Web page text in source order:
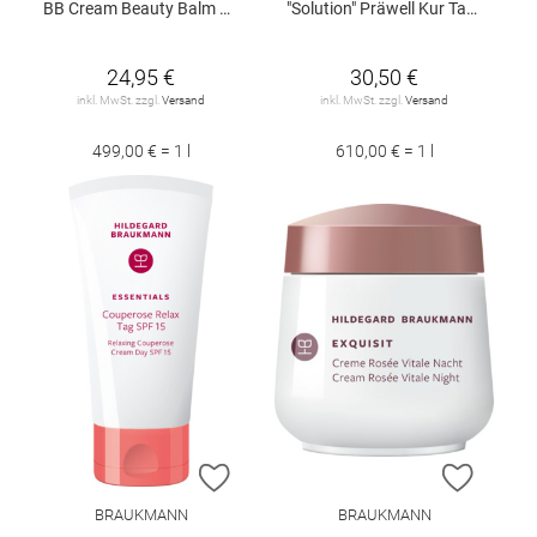
BB Cream Beauty Balm Beige 50 ml
24,95 €
inkl. MwSt. zzgl. Versand
499,00 € = 1 l
"Solution" Präwell Kur Tag 50 ml
30,50 €
inkl. MwSt. zzgl. Versand
610,00 € = 1 l
ZUR WUNSCHLISTE HINZUFÜGEN
BRAUKMANN
ZUR
BRAUKMANN